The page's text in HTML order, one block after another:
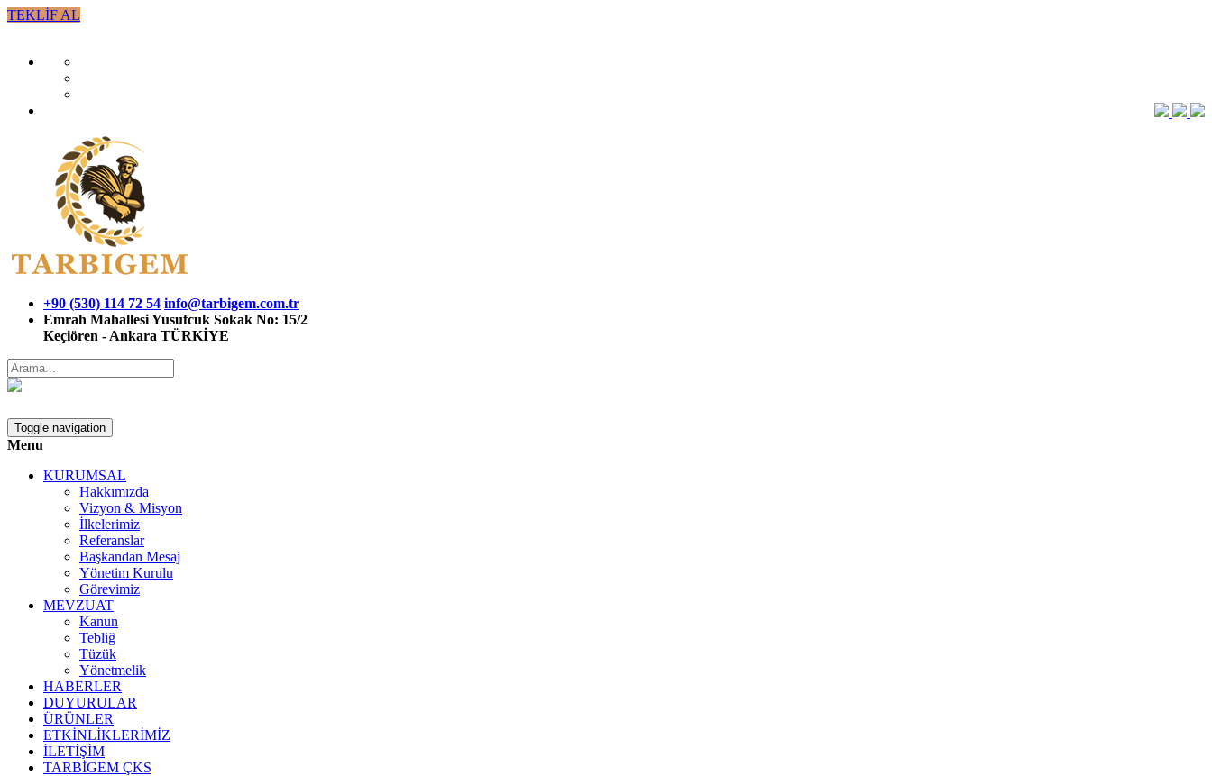
TEKLİF AL
+90 (530) 114 72 54 info@tarbigem.com.tr
Emrah Mahallesi Yusufcuk Sokak No: 15/2
Keçiören - Ankara TÜRKİYE
Toggle navigation
Menu
KURUMSAL
Hakkımızda
Vizyon & Misyon
İlkelerimiz
Referanslar
Başkandan Mesaj
Yönetim Kurulu
Görevimiz
MEVZUAT
Kanun
Tebliğ
Tüzük
Yönetmelik
HABERLER
DUYURULAR
ÜRÜNLER
ETKİNLİKLERİMİZ
İLETİŞİM
TARBİGEM ÇKS